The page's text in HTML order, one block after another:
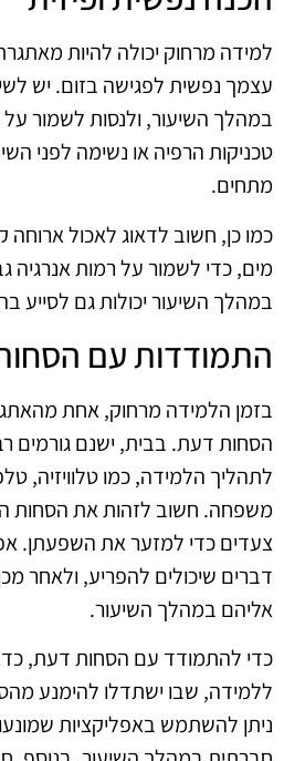
למידה מרחוק יכולה להיות
עצמך נפשית לפגישה בזום. יש
במהלך השיעור, ולנסות לשמור על
טכניקות הרפיה או נשימה לפני
מתחים.
כמו כן, חשוב לדאוג לאכול ארוחה
מים, כדי לשמור על רמות אנרגיה
במהלך השיעור יכולות גם לסייע
התמודדות עם
בזמן הלמידה מרחוק, אחת
הסחות דעת. בבית, ישנם גורמים
לתהליך הלמידה, כמו טלוויזיה,
משפחה. חשוב לזהות את הסחות
צעדים כדי למזער את השפעתן.
דברים שיכולים להפריע, ולאחר
אליהם במהלך השיעור.
כדי להתמודד עם הסחות דעת,
ללמידה, שבו ישתדלו להימנע
ניתן להשתמש באפליקציות